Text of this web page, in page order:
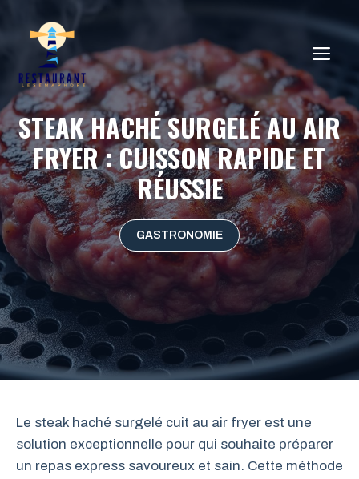
au
contenu
STEAK HACHÉ SURGELÉ AU AIR
FRYER : CUISSON RAPIDE ET
RÉUSSIE
GASTRONOMIE
Le steak haché surgelé cuit au air fryer est une
solution exceptionnelle pour qui souhaite préparer
un repas express savoureux et sain. Cette méthode